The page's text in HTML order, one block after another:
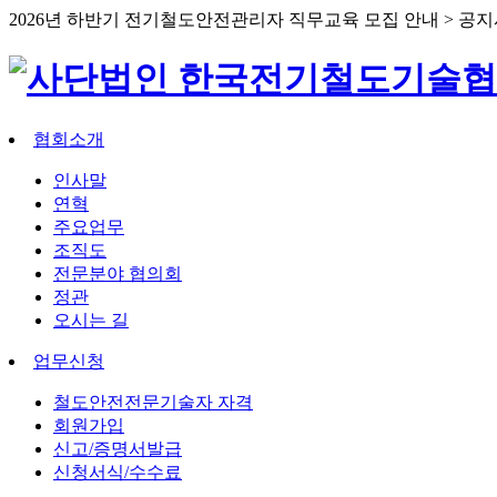
2026년 하반기 전기철도안전관리자 직무교육 모집 안내 > 공
협회소개
인사말
연혁
주요업무
조직도
전문분야 협의회
정관
오시는 길
업무신청
철도안전전문기술자 자격
회원가입
신고/증명서발급
신청서식/수수료